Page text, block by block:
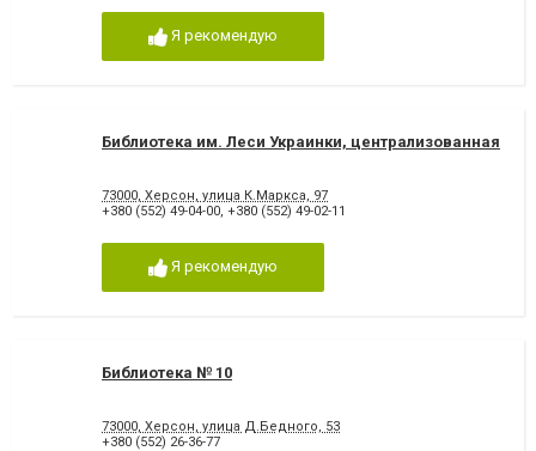
Я рекомендую
Библиотека им. Леси Украинки, централизованная
73000, Херсон, улица К.Маркса, 97
+380 (552) 49-04-00, +380 (552) 49-02-11
Я рекомендую
Библиотека № 10
73000, Херсон, улица Д.Бедного, 53
+380 (552) 26-36-77